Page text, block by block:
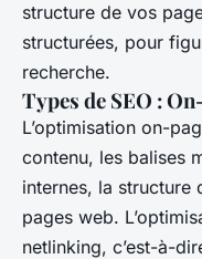
structure de vos
structurées, pour
recherche.
Types de SEO :
L’optimisation on-
contenu, les balises
internes, la structure
pages web.
netlinking, c’est-à-